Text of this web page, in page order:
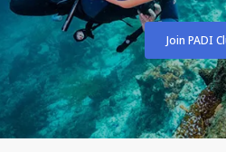
Join PADI